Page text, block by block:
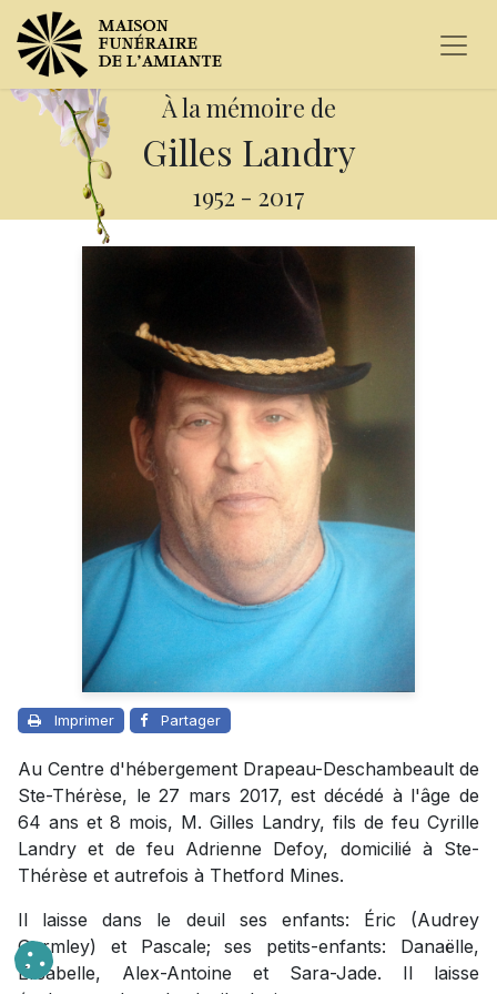
À la mémoire de
Gilles Landry
1952 - 2017
Imprimer Partager
Au Centre d'hébergement Drapeau-Deschambeault de
Ste-Thérèse, le 27 mars 2017, est décédé à l'âge de
64 ans et 8 mois, M. Gilles Landry, fils de feu Cyrille
Landry et de feu Adrienne Defoy, domicilié à Ste-
Thérèse et autrefois à Thetford Mines.
Il laisse dans le deuil ses enfants: Éric (Audrey
Gormley) et Pascale; ses petits-enfants: Danaëlle,
Élisabelle, Alex-Antoine et Sara-Jade. Il laisse